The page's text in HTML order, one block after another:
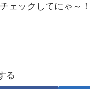
ェックしてにゃ～
る